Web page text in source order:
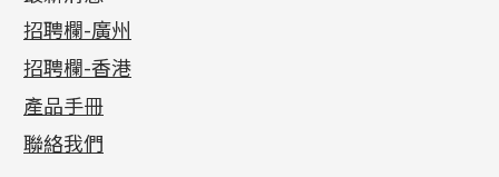
管狀網鏈
十字車花鏈系列
十字閃O鏈系列
十字錘打鏈系列
側身車花鏈系列
側身鏈系列
卷迫系列
螺絲迫系列
梅花迫系列
平臺迫系列
綫拍系列
美拍系列
鏈類配件
動感車花吊墜
調節珠系列
生圈扣系列
龍蝦扣系列
鴨俐制系列
其他類配件
珠盤系列
袖口鈕系列
焊片及鐳射綫
空心車花管
珠類配件
無孔光身珠
空心光身珠
無孔批花珠
四爪頭系列
六爪頭系列
車花片
動感車花片
鑲口戒指
鑲口手鏈系列
首飾系列
手镯系列
戒指系列
空心耳環
空心车花管首饰链
空心手鐲系列
貴金屬原料
千足金
記憶金屬系列
記憶戒指
拉簧珠珠手鏈
記憶鈦手鐲
最新消息
各項證書(2)
相片集(9)
展覽會資訊
最新產品資訊
招聘欄-廣州
招聘欄-香港
產品手冊
聯絡我們